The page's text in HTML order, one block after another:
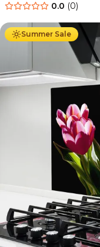
0.0 (0)
Summer Sale
Ab 69.90 € 34.90